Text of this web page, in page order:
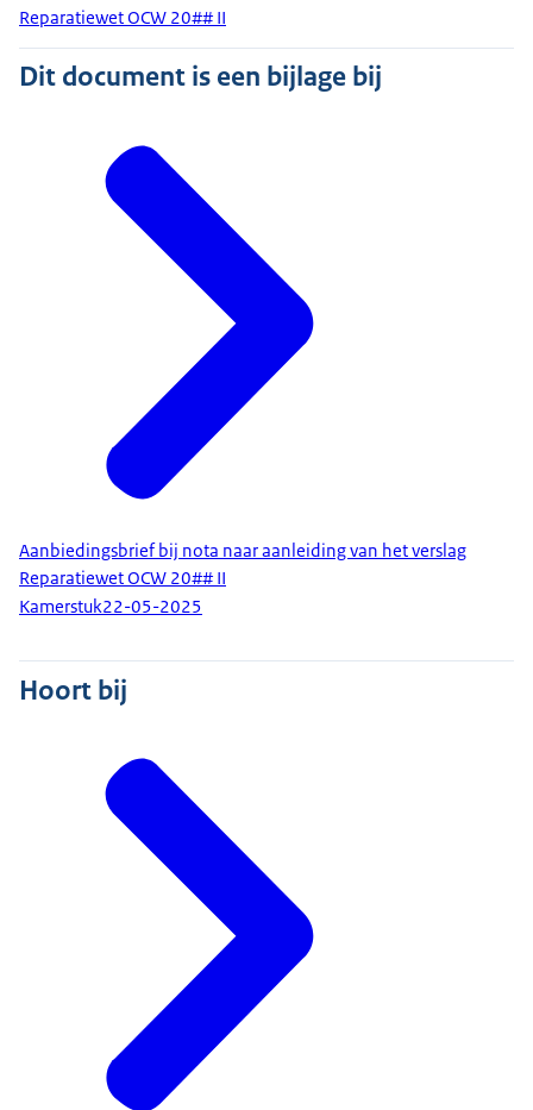
Reparatiewet OCW 20## II
Dit document is een bijlage bij
Aanbiedingsbrief bij nota naar aanleiding van het verslag
Reparatiewet OCW 20## II
Kamerstuk22-05-2025
Hoort bij